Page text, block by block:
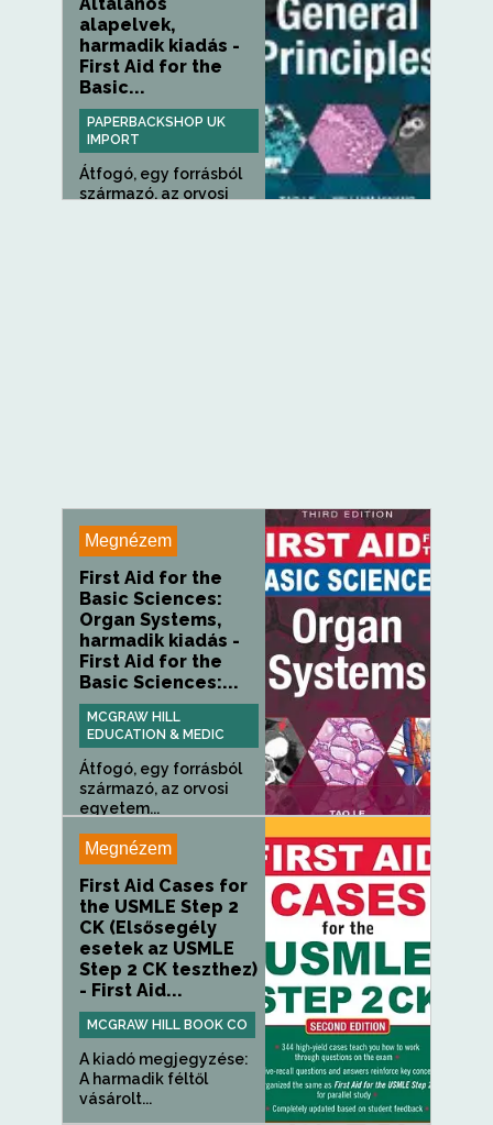
alapelvek,
harmadik kiadás -
First Aid for the
Basic...
PAPERBACKSHOP UK
IMPORT
Átfogó, egy forrásból
származó, az orvosi
Megnézem
First Aid for the
Basic Sciences:
Organ Systems,
harmadik kiadás -
First Aid for the
Basic Sciences:...
MCGRAW HILL
EDUCATION & MEDIC
Átfogó, egy forrásból
származó, az orvosi
egyetem...
Megnézem
First Aid Cases for
the USMLE Step 2
CK (Elsősegély
esetek az USMLE
Step 2 CK teszthez)
- First Aid...
MCGRAW HILL BOOK CO
A kiadó megjegyzése:
A harmadik féltől
vásárolt...